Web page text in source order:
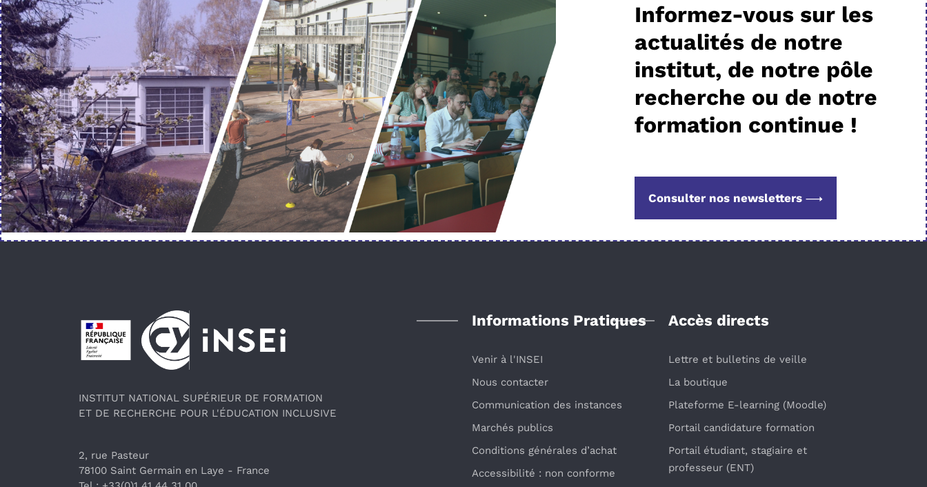
Informez-vous sur les
actualités de notre
institut, de notre pôle
recherche ou de notre
formation continue !
Consulter nos newsletters
Pied de page
INSTITUT NATIONAL SUPÉRIEUR DE FORMATION
ET DE RECHERCHE POUR L'ÉDUCATION INCLUSIVE
2, rue Pasteur
78100 Saint Germain en Laye - France
Informations Pratiques
Venir à l'INSEI
Nous contacter
Communication des instances
Marchés publics
Conditions générales d’achat
Accessibilité : non conforme
Accès directs
Lettre et bulletins de veille
La boutique
Plateforme E-learning (Moodle)
Portail candidature formation
Portail étudiant, stagiaire et
professeur (ENT)